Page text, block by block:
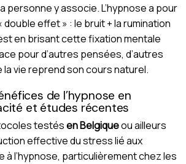
personne y associe. L’hypnose a pour
double effet » : le bruit + la rumination
en brisant cette fixation mentale
pour d’autres pensées, d’autres
vie reprend son cours naturel.
de l’hypnose en
et études récentes
testésen Belgiqueou ailleurs
effective du stress lié aux
à l’hypnose, particulièrement chez les